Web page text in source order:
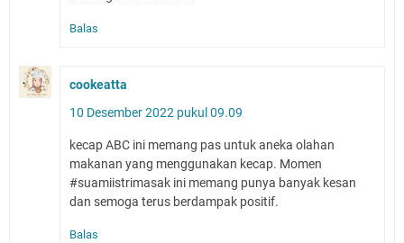
Balas
cookeatta
10 Desember 2022 pukul 09.09
kecap ABC ini memang pas untuk aneka olahan
makanan yang menggunakan kecap. Momen
#suamiistrimasak ini memang punya banyak kesan
dan semoga terus berdampak positif.
Balas